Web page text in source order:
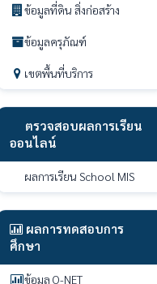
ข้อมูลที่ดิน สิ่งก่อสร้าง
ข้อมูลครุภัณฑ์
เขตพื้นที่บริการ
ตรวจสอบผลการเรียน
ออนไลน์
ผลการเรียน School MIS
ผลการทดสอบการ
ศึกษา
ข้อมูล O-NET